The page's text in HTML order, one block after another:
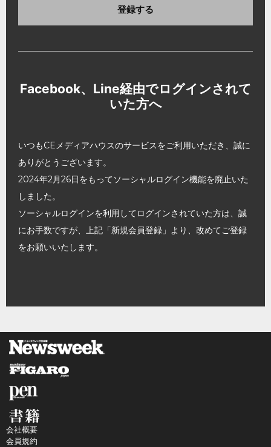
登録する
Facebook、Line経由でログインされて
いた方へ
いつもCEメディアハウスのサービスをご利用いただき、誠に
ありがとうございます。
2024年2月26日をもってソーシャルログイン機能を廃止いた
しました。
ソーシャルログインを利用してログインされていた方は、誠
にお手数ですが、上記「新規会員登録」より、改めてご登録
をお願いいたします。
会社概要
会員規約